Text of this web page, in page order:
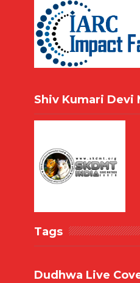
Shiv Kumari Devi
Tags
Dudhwa Live